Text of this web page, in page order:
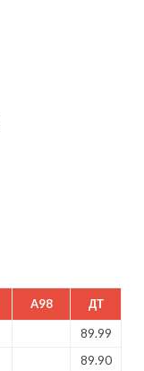
A98 ДТ
89.99
89.90